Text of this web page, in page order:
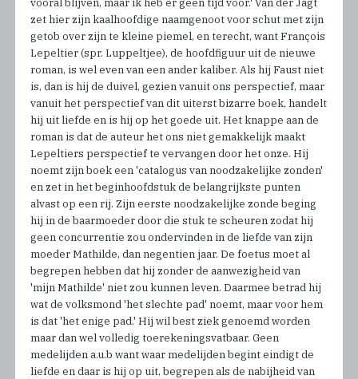
zet hier zijn kaalhoofdige naamgenoot voor schut met zijn
getob over zijn te kleine piemel, en terecht, want François
Lepeltier (spr. Luppeltjee), de hoofdfiguur uit de nieuwe
roman, is wel even van een ander kaliber. Als hij Faust niet
is, dan is hij de duivel, gezien vanuit ons perspectief, maar
vanuit het perspectief van dit uiterst bizarre boek, handelt
hij uit liefde en is hij op het goede uit. Het knappe aan de
roman is dat de auteur het ons niet gemakkelijk maakt
Lepeltiers perspectief te vervangen door het onze. Hij
noemt zijn boek een 'catalogus van noodzakelijke zonden'
en zet in het beginhoofdstuk de belangrijkste punten
alvast op een rij. Zijn eerste noodzakelijke zonde beging
hij in de baarmoeder door die stuk te scheuren zodat hij
geen concurrentie zou ondervinden in de liefde van zijn
moeder Mathilde, dan negentien jaar. De foetus moet al
begrepen hebben dat hij zonder de aanwezigheid van
'mijn Mathilde' niet zou kunnen leven. Daarmee betrad hij
wat de volksmond 'het slechte pad' noemt, maar voor hem
is dat 'het enige pad.' Hij wil best ziek genoemd worden
maar dan wel volledig toerekeningsvatbaar. Geen
medelijden a.u.b want waar medelijden begint eindigt de
liefde en daar is hij op uit, begrepen als de nabijheid van